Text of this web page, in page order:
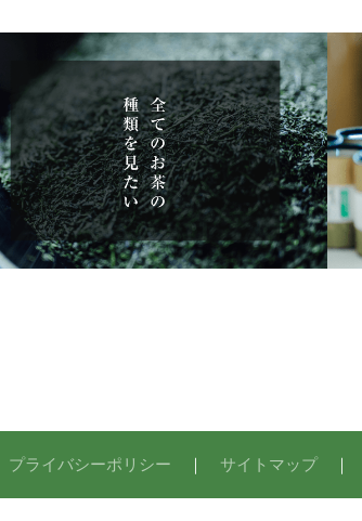
プライバシーポリシー ｜ サイトマップ｜